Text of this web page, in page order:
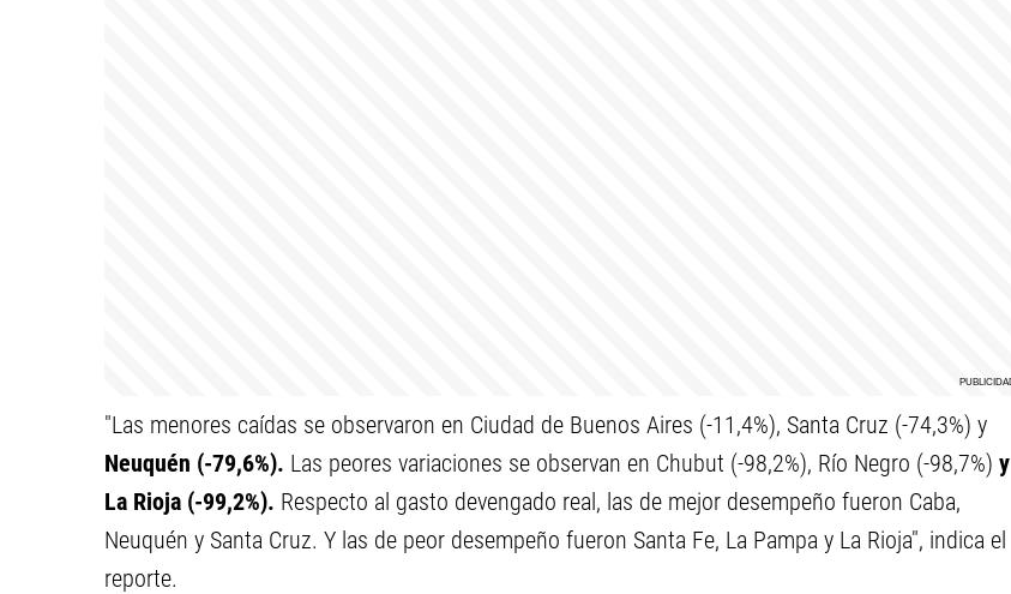
"Las menores caídas se observaron en Ciudad de Buenos Aires (-11,4%), Santa Cruz (-74,3%) y
Neuquén (-79,6%). Las peores variaciones se observan en Chubut (-98,2%), Río Negro (-98,7%) y
La Rioja (-99,2%). Respecto al gasto devengado real, las de mejor desempeño fueron Caba,
Neuquén y Santa Cruz. Y las de peor desempeño fueron Santa Fe, La Pampa y La Rioja", indica el
reporte.